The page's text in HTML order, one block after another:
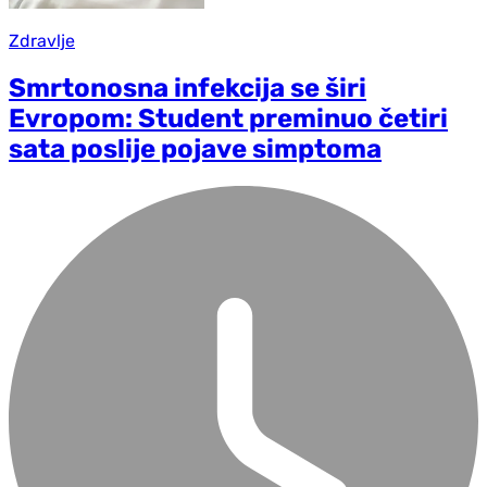
Zdravlje
Smrtonosna infekcija se širi
Evropom: Student preminuo četiri
sata poslije pojave simptoma